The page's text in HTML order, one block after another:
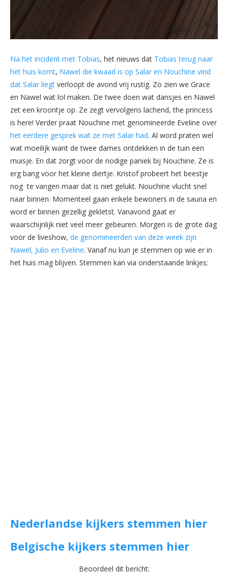
Na het incident met Tobias, het nieuws dat Tobias terug naar
het huis komt, Nawel die kwaad is op Salar en Nouchine vind
dat Salar liegt verloopt de avond vrij rustig. Zo zien we Grace
en Nawel wat lol maken. De twee doen wat dansjes en Nawel
zet een kroontje op. Ze zegt vervolgens lachend, the princess
is here! Verder praat Nouchine met genomineerde Eveline over
het eerdere gesprek wat ze met Salar had. Al word praten wel
wat moeilijk want de twee dames ontdekken in de tuin een
muisje. En dat zorgt voor de nodige paniek bij Nouchine. Ze is
erg bang voor het kleine diertje. Kristof probeert het beestje
nog te vangen maar dat is niet gelukt. Nouchine vlucht snel
naar binnen. Momenteel gaan enkele bewoners in de sauna en
word er binnen gezellig gekletst. Vanavond gaat er
waarschijnlijk niet veel meer gebeuren. Morgen is de grote dag
voor de liveshow, de genomineerden van deze week zijn
Nawel, Julio en Eveline. Vanaf nu kun je stemmen op wie er in
het huis mag blijven. Stemmen kan via onderstaande linkjes:
Nederlandse kijkers stemmen hier
Belgische kijkers stemmen hier
Beoordeel dit bericht: